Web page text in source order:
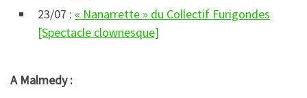
23/07 : « Nanarrette » du Collectif Furigondes
[Spectacle clownesque]
A Malmedy :